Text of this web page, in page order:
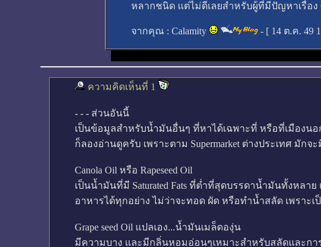
หลากชนิด แต่ไม่ดีเลยสำหรับผู้ที่มีปัญหาเรื่อง
จากคุณ : Calamity - [ 14 ต.ค. 49
ความคิดเห็นที่ 1
- - - ส่วนอันนี้
เป็นข้อมูลสำหรับน้ำมันอื่นๆ ที่หาได้เฉพาะที่ หรือที่เมืองน
ก็ลองอ่านดูครับ เพราะตาม Supermarket ต่างประเทศ
Canola Oil หรือ Rapeseed Oil
เป็นน้ำมันที่มี Saturated Fats ที่ต่ำที่สุดบรรดาน้ำมันทั้งหล
อาหารได้ทุกอย่าง ไม่ว่าจะทอด ผัด หรือทำน้ำสลัด เพราะเ
Grape seed Oil แปลเอง...น้ำมันเมล็ดองุ่น
มีความบาง และมีกลิ่นหอมอ่อนๆเหมาะสำหรับสลัดและก